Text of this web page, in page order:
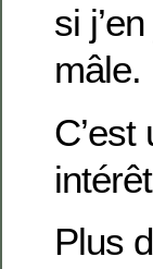
si
mâle.
Plus